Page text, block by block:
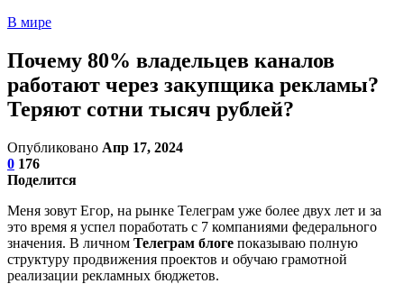
В мире
Почему 80% владельцев каналов
работают через закупщика рекламы?
Теряют сотни тысяч рублей?
Опубликовано Апр 17, 2024
0 176
Поделится
Меня зовут Егор, на рынке Телеграм уже более двух лет и за
это время я успел поработать с 7 компаниями федерального
значения. В личном Телеграм блоге показываю полную
структуру продвижения проектов и обучаю грамотной
реализации рекламных бюджетов.